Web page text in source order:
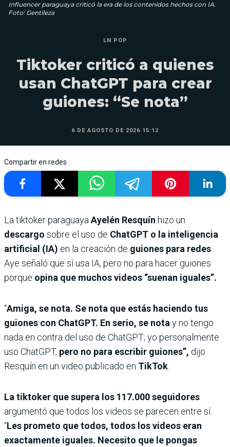
Influencer paraguaya criticó la era de los contenidos hechos con IA.
Foto: Gentileza
LN POP
Tiktoker criticó a quienes
usan ChatGPT para crear
guiones: “Se nota”
6 DE AGOSTO DE 2026 15:12
Compartir en redes
La tiktoker paraguaya Ayelén Resquín hizo un
descargo sobre el uso de ChatGPT o la inteligencia
artificial (IA) en la creación de guiones para redes
Aye señaló que sí usa IA, pero no para hacer guiones
porque opina que muchos videos “suenan iguales”.
“Amiga, se nota. Se nota que estás haciendo tus
guiones con ChatGPT. En serio, se nota y no tengo
nada en contra del uso de ChatGPT; yo personalmente
uso ChatGPT, pero no para escribir guiones”, dijo
Resquín en un video publicado en TikTok
La tiktoker que supera los 117.000 seguidores
argumentó que todos los videos se parecen entre sí.
“Les prometo que todos, todos los videos eran
exactamente iguales. Necesito que le pongas